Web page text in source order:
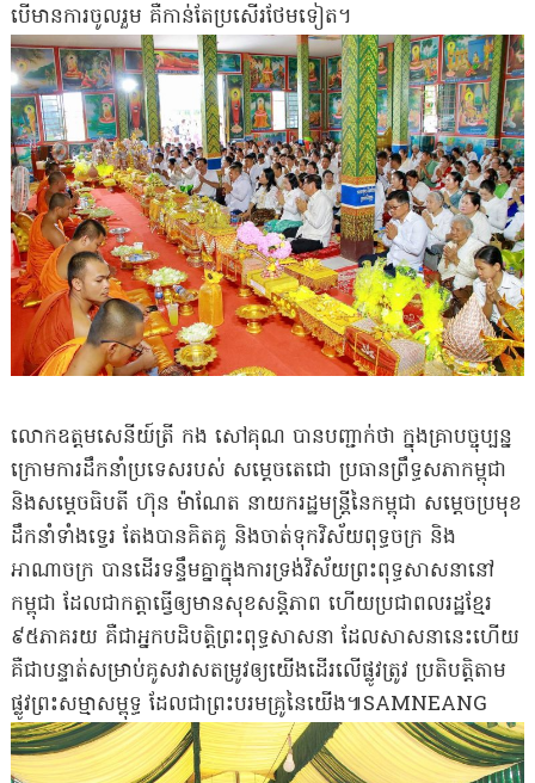
បើមានការចូលរួម គឺកាន់តែប្រសើរថែមទៀត។
លោកឧត្តមសេនីយ៍ត្រី កង សៅគុណ បានបញ្ជាក់ថា ក្នុងគ្រាបច្ចុប្បន្ន
ក្រោមការដឹកនាំប្រទេសរបស់ សម្តេចតេជោ ប្រធានព្រឹទ្ធសភាកម្ពុជា
និងសម្តេចធិបតី ហ៊ុន ម៉ាណែត នាយករដ្ឋមន្ត្រីនៃកម្ពុជា សម្តេចប្រមុខ
ដឹកនាំទាំងទ្វេរ តែងបានគិតគូ និងចាត់ទុកវិស័យពុទ្ធចក្រ និង
អាណាចក្រ បានដើរទន្ទឹមគ្នាក្នុងការទ្រង់វិស័យព្រះពុទ្ធសាសនានៅ
កម្ពុជា ដែលជាកត្តាធ្វើឲ្យមានសុខសន្តិភាព ហើយប្រជាពលរដ្ឋខ្មែរ
៩៥ភាគរយ គឺជាអ្នកបដិបត្តិព្រះពុទ្ធសាសនា ដែលសាសនានេះហើយ
គឺជាបន្ទាត់សម្រាប់គូសវាសតម្រូវឲ្យយើងដើរលើផ្លូវត្រូវ ប្រតិបត្តិតាម
ផ្លូវព្រះសម្មាសម្ពុទ្ធ ដែលជាព្រះបរមគ្រូនៃយើង៕SAMNEANG